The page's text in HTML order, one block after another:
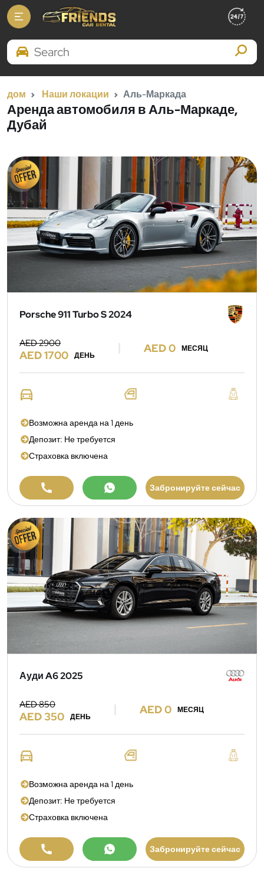
Search Brands
дом Наши локации Аль-Маркада
Аренда автомобиля в Аль-Маркаде,
Дубай
Porsche 911 Turbo S 2024
AED 2900
AED 1700 ДЕНЬ
AED 0 МЕСЯЦ
Возможна аренда на 1 день
Депозит: Не требуется
Страховка включена
Забронируйте сейчас
Ауди A6 2025
AED 850
AED 350 ДЕНЬ
AED 0 МЕСЯЦ
Возможна аренда на 1 день
Депозит: Не требуется
Страховка включена
Забронируйте сейчас